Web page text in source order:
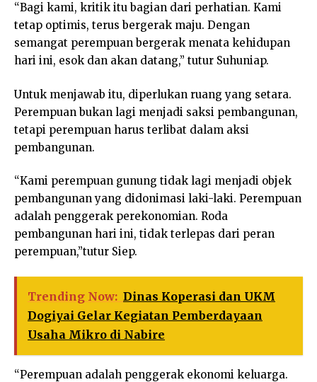
“Bagi kami, kritik itu bagian dari perhatian. Kami
tetap optimis, terus bergerak maju. Dengan
semangat perempuan bergerak menata kehidupan
hari ini, esok dan akan datang,” tutur Suhuniap.
Untuk menjawab itu, diperlukan ruang yang setara.
Perempuan bukan lagi menjadi saksi pembangunan,
tetapi perempuan harus terlibat dalam aksi
pembangunan.
“Kami perempuan gunung tidak lagi menjadi objek
pembangunan yang didonimasi laki-laki. Perempuan
adalah penggerak perekonomian. Roda
pembangunan hari ini, tidak terlepas dari peran
perempuan,”tutur Siep.
Trending Now: Dinas Koperasi dan UKM
Dogiyai Gelar Kegiatan Pemberdayaan
Usaha Mikro di Nabire
“Perempuan adalah penggerak ekonomi keluarga.